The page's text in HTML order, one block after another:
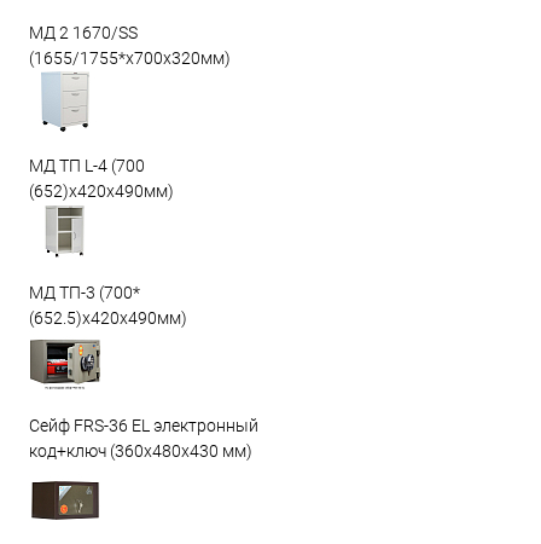
МД 2 1670/SS
(1655/1755*x700x320мм)
МД ТП L-4 (700
(652)x420x490мм)
МД ТП-3 (700*
(652.5)x420x490мм)
Сейф FRS-36 EL электронный
код+ключ (360x480x430 мм)